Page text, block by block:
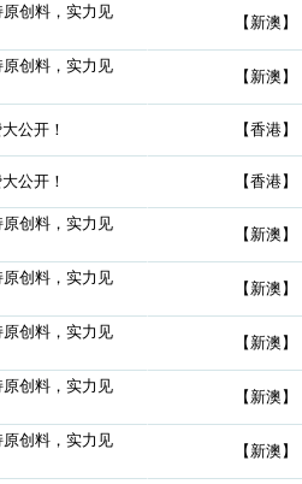
创料，实力见
【新澳】
创料，实力见
【新澳】
公开！ 【香港】
公开！ 【香港】
创料，实力见
【新澳】
创料，实力见
【新澳】
创料，实力见
【新澳】
创料，实力见
【新澳】
创料，实力见
【新澳】